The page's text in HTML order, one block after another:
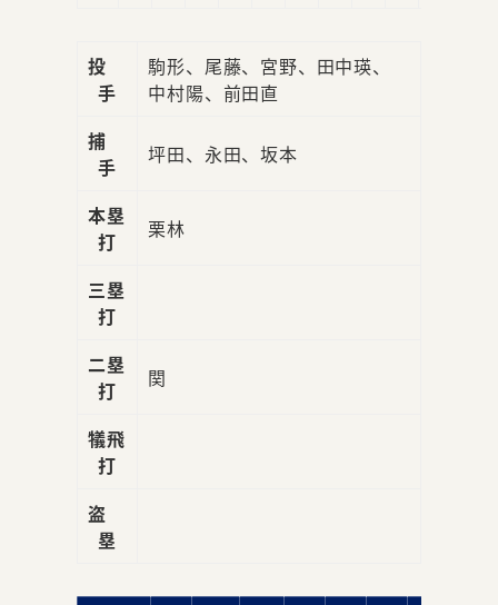
投
手
駒形、尾藤、宮野、田中瑛、
中村陽、前田直
捕
手
坪田、永田、坂本
本塁
打
栗林
三塁
打
二塁
打
関
犠飛
打
盗
塁